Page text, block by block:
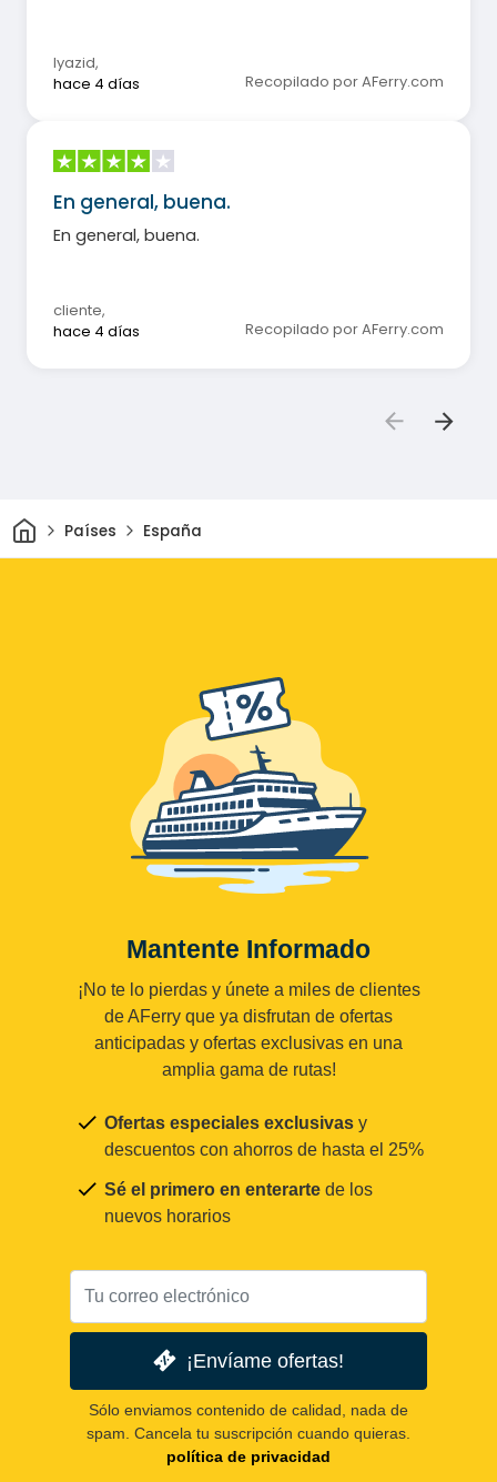
lyazid,
hace 4 días
Recopilado por AFerry.com
En general, buena.
En general, buena.
cliente,
hace 4 días
Recopilado por AFerry.com
InicioPaíses España
Mantente Informado
¡No te lo pierdas y únete a miles de clientes
de AFerry que ya disfrutan de ofertas
anticipadas y ofertas exclusivas en una
amplia gama de rutas!
Ofertas especiales exclusivas y
descuentos con ahorros de hasta el 25%
Sé el primero en enterarte de los
nuevos horarios
¡Envíame ofertas!
Sólo enviamos contenido de calidad, nada de
spam. Cancela tu suscripción cuando quieras.
política de privacidad